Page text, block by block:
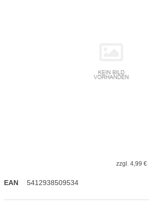
zzgl. 4,99 €
EAN 5412938509534